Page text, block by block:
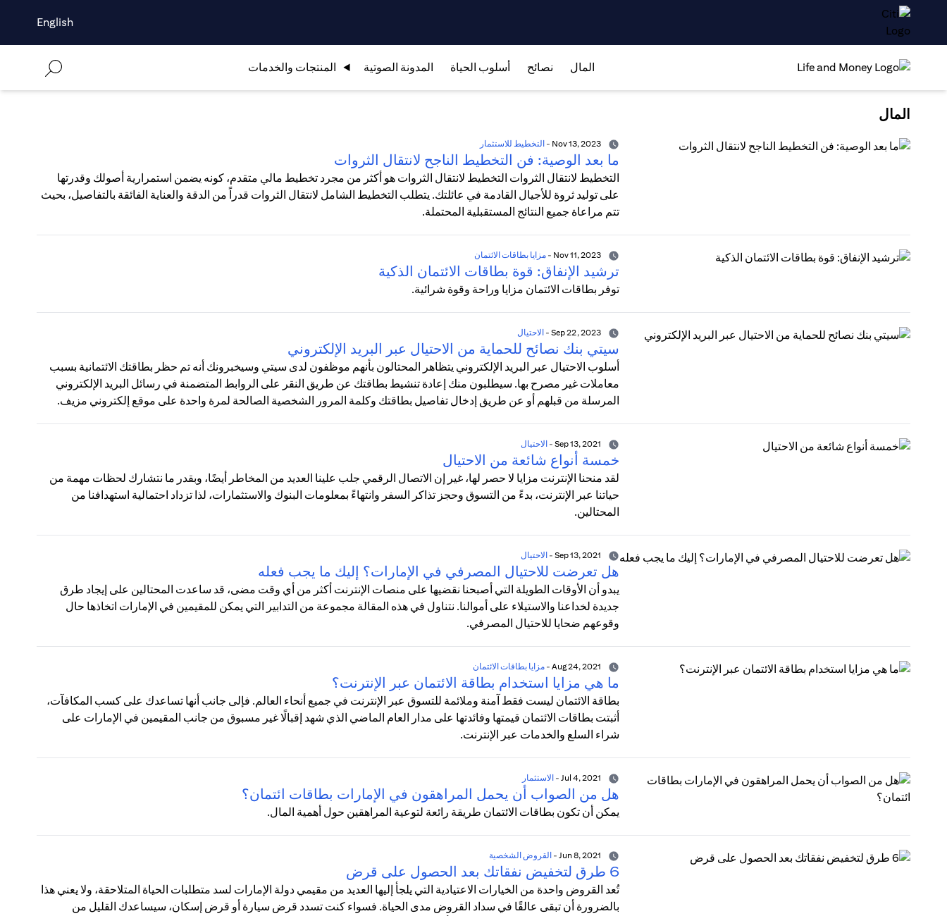
English
المال نصائح أسلوب الحياة المدونة الصوتية المنتجات والخدمات
المال
Nov 13, 2023
-التخطيط للاستثمار
ما بعد الوصية: فن التخطيط الناجح لانتقال الثروات
التخطيط لانتقال الثروات التخطيط لانتقال الثروات هو أكثر من مجرد تخطيط مالي متقدم، كونه يضمن استمرارية أصولك وقدرتها
على توليد ثروة للأجيال القادمة في عائلتك. يتطلب التخطيط الشامل لانتقال الثروات قدراً من الدقة والعناية الفائقة بالتفاصيل، بحيث
تتم مراعاة جميع النتائج المستقبلية المحتملة.
Nov 11, 2023
-مزايا بطاقات الائتمان
ترشيد الإنفاق: قوة بطاقات الائتمان الذكية
توفر بطاقات الائتمان مزايا وراحة وقوة شرائية.
Sep 22, 2023
-الاحتيال
سيتي بنك نصائح للحماية من الاحتيال عبر البريد الإلكتروني
أسلوب الاحتيال عبر البريد الإلكتروني يتظاهر المحتالون بأنهم موظفون لدى سيتي وسيخبرونك أنه تم حظر بطاقتك الائتمانية بسبب
معاملات غير مصرح بها. سيطلبون منك إعادة تنشيط بطاقتك عن طريق النقر على الروابط المتضمنة في رسائل البريد الإلكتروني
المرسلة من قبلهم أو عن طريق إدخال تفاصيل بطاقتك وكلمة المرور الشخصية الصالحة لمرة واحدة على موقع إلكتروني مزيف.
-الاحتيال
خمسة أنواع شائعة من الاحتيال
لقد منحنا الإنترنت مزايا لا حصر لها، غير إن الاتصال الرقمي جلب علينا العديد من المخاطر أيضًا، وبقدر ما نتشارك لحظات مهمة من
حياتنا عبر الإنترنت، بدءً من التسوق وحجز تذاكر السفر وانتهاءً بمعلومات البنوك والاستثمارات، لذا تزداد احتمالية استهدافنا من
المحتالين.
-الاحتيال
هل تعرضت للاحتيال المصرفي في الإمارات؟ إليك ما يجب فعله
يبدو أن الأوقات الطويلة التي أصبحنا نقضيها على منصات الإنترنت أكثر من أي وقت مضى، قد ساعدت المحتالين على إيجاد طرق
جديدة لخداعنا والاستيلاء على أموالنا. نتناول في هذه المقالة مجموعة من التدابير التي يمكن للمقيمين في الإمارات اتخاذها حال
وقوعهم ضحايا للاحتيال المصرفي.
-مزايا بطاقات الائتمان
ما هي مزايا استخدام بطاقة الائتمان عبر الإنترنت؟
بطاقة الائتمان ليست فقط آمنة وملائمة للتسوق عبر الإنترنت في جميع أنحاء العالم. فإلى جانب أنها تساعدك على كسب المكافآت،
أثبتت بطاقات الائتمان قيمتها وفائدتها على مدار العام الماضي الذي شهد إقبالًا غير مسبوق من جانب المقيمين في الإمارات على
شراء السلع والخدمات عبر الإنترنت.
-الاستثمار
هل من الصواب أن يحمل المراهقون في الإمارات بطاقات ائتمان؟
يمكن أن تكون بطاقات الائتمان طريقة رائعة لتوعية المراهقين حول أهمية المال.
-القروض الشخصية
6 طرق لتخفيض نفقاتك بعد الحصول على قرض
تُعد القروض واحدة من الخيارات الاعتيادية التي يلجأ إليها العديد من مقيمي دولة الإمارات لسد متطلبات الحياة المتلاحقة، ولا يعني هذا
بالضرورة أن تبقى عالقًا في سداد القروض مدى الحياة. فسواء كنت تسدد قرض سيارة أو قرض إسكان، سيساعدك القليل من